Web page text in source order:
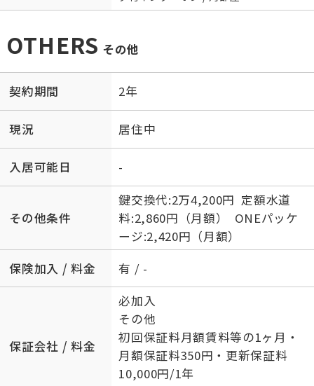
OTHERS その他
契約期間 2年
現況 居住中
入居可能日 -
その他条件
鍵交換代:2万4,200円 定額水道
料:2,860円（月額） ONEパッケ
ージ:2,420円（月額）
保険加入 / 料金
有 / -
保証会社 / 料金
必加入
その他
初回保証料月額賃料等の1ヶ月・
月額保証料350円・更新保証料
10,000円/1年